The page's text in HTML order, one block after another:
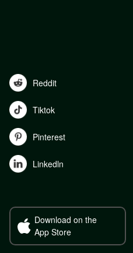
Reddit
Tiktok
Pinterest
Linkedln
Download on the
App Store